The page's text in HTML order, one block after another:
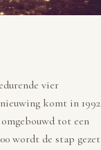
vier
komt in 1992
tot een
wordt de stap gezet